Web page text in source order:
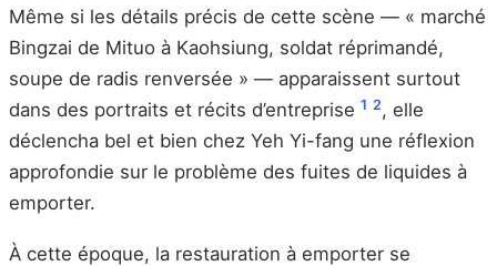
Même si les détails précis de cette scène — « marché
Bingzai de Mituo à Kaohsiung, soldat réprimandé,
soupe de radis renversée » — apparaissent surtout
dans des portraits et récits d’entreprise 1 2, elle
déclencha bel et bien chez Yeh Yi-fang une réflexion
approfondie sur le problème des fuites de liquides à
emporter.
À cette époque, la restauration à emporter se